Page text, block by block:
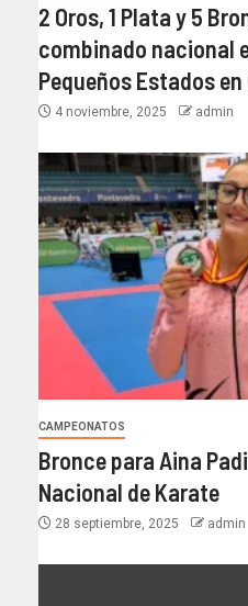
2 Oros, 1 Plata y 5
combinado nacional
Pequeños Estados
4 noviembre, 2025 admin
CAMPEONATOS
Bronce para Aina
Nacional de Karate
28 septiembre, 2025 admin